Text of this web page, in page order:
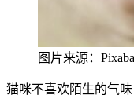
图片来源：
猫咪不喜欢陌生的气